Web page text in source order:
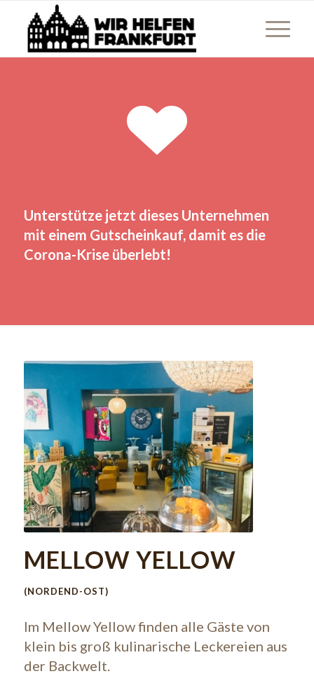
Unterstütze jetzt dieses Unternehmen
mit einem Gutscheinkauf, damit es die
Corona-Krise überlebt!
MELLOW YELLOW
(NORDEND-OST)
Im Mellow Yellow finden alle Gäste von
klein bis groß kulinarische Leckereien aus
der Backwelt.